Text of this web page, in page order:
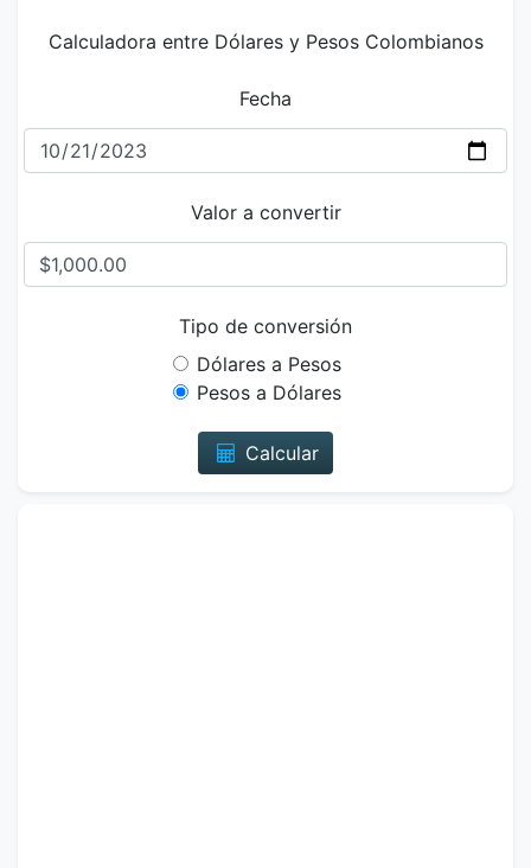
Calculadora entre Dólares y Pesos Colombianos
Fecha
Valor a convertir
Tipo de conversión
Dólares a Pesos
Pesos a Dólares
Calcular